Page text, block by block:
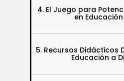
4. El Juego para
en
5. Recursos Didácticos
Educación a